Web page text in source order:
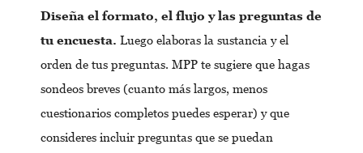
Diseña el formato, el flujo y las preguntas de
tu encuesta. Luego elaboras la sustancia y el
orden de tus preguntas. MPP te sugiere que hagas
sondeos breves (cuanto más largos, menos
cuestionarios completos puedes esperar) y que
consideres incluir preguntas que se puedan